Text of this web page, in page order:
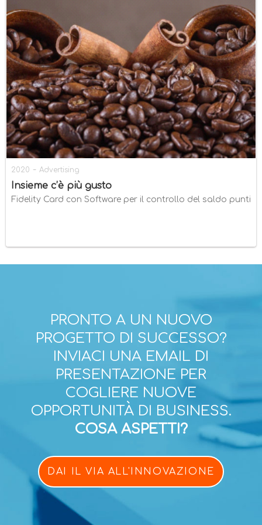
2020 - Advertising
Insieme c’è più gusto
Fidelity Card con Software per il controllo del saldo punti
PRONTO A UN NUOVO
PROGETTO DI SUCCESSO?
INVIACI UNA EMAIL DI
PRESENTAZIONE PER
COGLIERE NUOVE
OPPORTUNITÀ DI BUSINESS.
COSA ASPETTI?
DAI IL VIA ALL'INNOVAZIONE